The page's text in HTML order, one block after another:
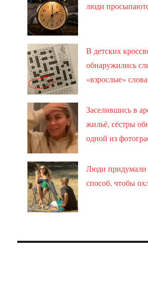
люди
В детских
обнаружились
«взрослые» слова
Заселившись в
жильё, сёстры
одной из
Люди придумали
способ, чтобы